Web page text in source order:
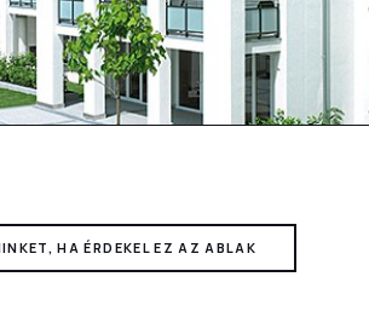
HA ÉRDEKEL EZ AZ ABLAK